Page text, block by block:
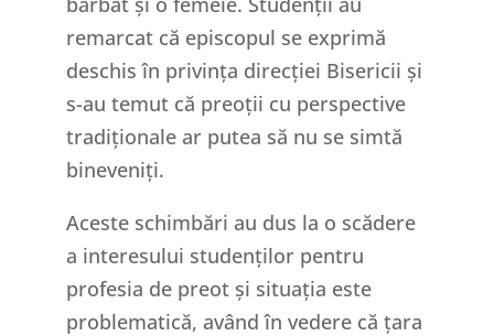
remarcat că episcopul se exprimă
deschis în privința direcției Bisericii și
s-au temut că preoții cu perspective
tradiționale ar putea să nu se simtă
bineveniți.
Aceste schimbări au dus la o scădere
a interesului studenților pentru
profesia de preot și situația este
problematică, având în vedere că țara